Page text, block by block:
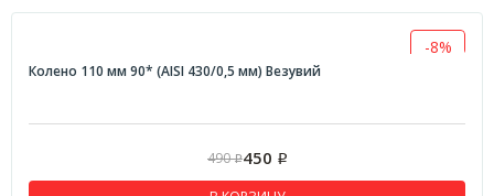
-8%
Колено 110 мм 90* (AISI 430/0,5 мм) Везувий
490Р450 Р